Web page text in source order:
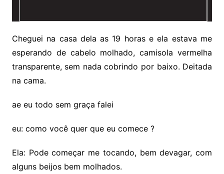
Cheguei na casa dela as 19 horas e ela estava me
esperando de cabelo molhado, camisola vermelha
transparente, sem nada cobrindo por baixo. Deitada
na cama.
ae eu todo sem graça falei
eu: como você quer que eu comece ?
Ela: Pode começar me tocando, bem devagar, com
alguns beijos bem molhados.